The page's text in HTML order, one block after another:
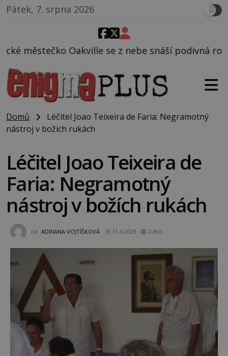
Pátek, 7. srpna 2026
z nebe snáší podivná rosolovitá látka
Domů
Léčitel Joao Teixeira de Faria: Negramotný
nástroj v božích rukách
Léčitel Joao Teixeira de
Faria: Negramotný
nástroj v božích rukách
od ADRIANA VOJTÍŠKOVÁ 11.4.2023 2.8tis